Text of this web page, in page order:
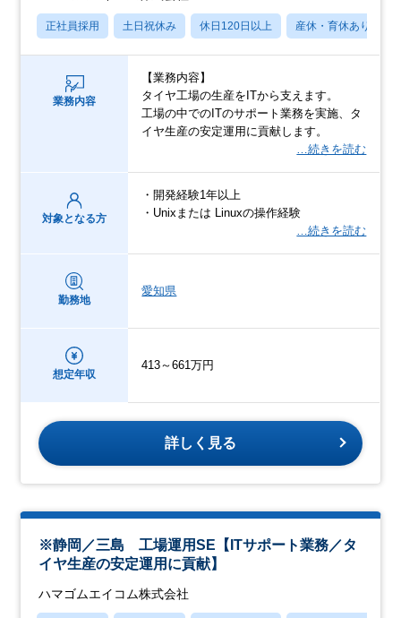
正社員採用 土日祝休み 休日120日以上 産休・育休あり
業務内容
【業務内容】
タイヤ工場の生産をITから支えます。
工場の中でのITのサポート業務を実施、タ
イヤ生産の安定運用に貢献します。
…続きを読む
対象となる方
・開発経験1年以上
・Unixまたは Linuxの操作経験
…続きを読む
勤務地
愛知県
想定年収
413～661万円
詳しく見る
※静岡／三島 工場運用SE【ITサポート業務／タ
イヤ生産の安定運用に貢献】
ハマゴムエイコム株式会社